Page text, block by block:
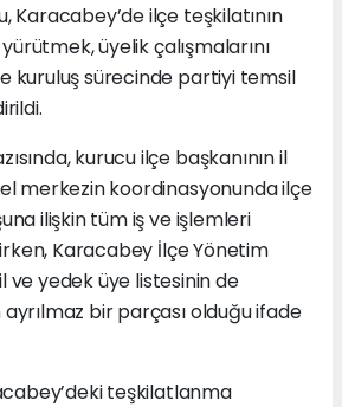
Karacabey’de ilçe teşkilatının
üyelik çalışmalarını
kuruluş sürecinde partiyi temsil
kurucu ilçe başkanının il
merkezin koordinasyonunda ilçe
ilişkin tüm iş ve işlemleri
Karacabey İlçe Yönetim
ve yedek üye listesinin de
bir parçası olduğu ifade
teşkilatlanma